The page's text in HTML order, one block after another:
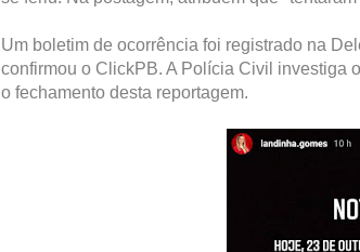
Um boletim de ocorrência foi registrado na
confirmou o ClickPB. A Polícia Civil investiga
o fechamento desta reportagem.